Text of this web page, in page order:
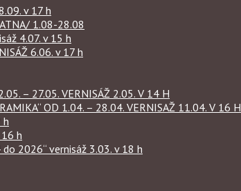
v 17 h
1.08-28.08
4.07. v 15 h
6.06. v 17 h
– 27.05. VERNISÁŽ 2.05. V 14 H
OD 1.04. – 28.04. VERNISAŽ 11.04. V 16 H
h
h
do 2026“ vernisáž 3.03. v 18 h